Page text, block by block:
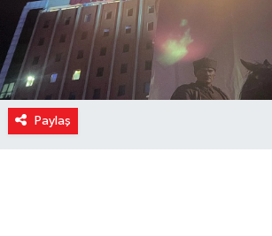
Paylaş